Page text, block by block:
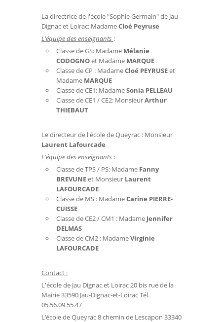
La directrice de l'école "Sophie Germain" de Jau
Dignac et Loirac: MadameCloé Peyruse
L'équipe des enseignants :
Classe de GS: Madame Mélanie
CODOGNOet Madame MARQUE
Classe de CP : MadameCloé PEYRUSEet
Madame MARQUE
Classe de CE1: MadameSonia PELLEAU
Classe de CE1 / CE2: MonsieurArthur
THIEBAUT
Le directeur de l'école de Queyrac : Monsieur
Laurent Lafourcade
L'équipe des enseignants :
Classe de TPS / PS: Madame Fanny
BREVUNEet Monsieur Laurent
LAFOURCADE
Classe de MS : MadameCarine PIERRE-
CUISSE
Classe de CE2 / CM1 : Madame Jennifer
DELMAS
Classe de CM2 : MadameVirginie
LAFOURCADE
Contact :
L'école de Jau Dignac et Loirac 20 bis rue de la
Mairie 33590 Jau-Dignac-et-Loirac Tél.
05.56.09.55.47
L’école de Queyrac 8 chemin de Lescapon 33340